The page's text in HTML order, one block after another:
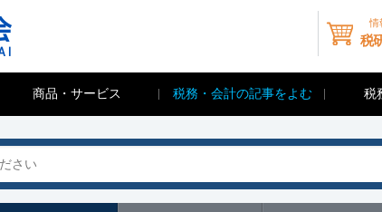
情
税
商品・サービス 税務・会計の記事をよむ 税